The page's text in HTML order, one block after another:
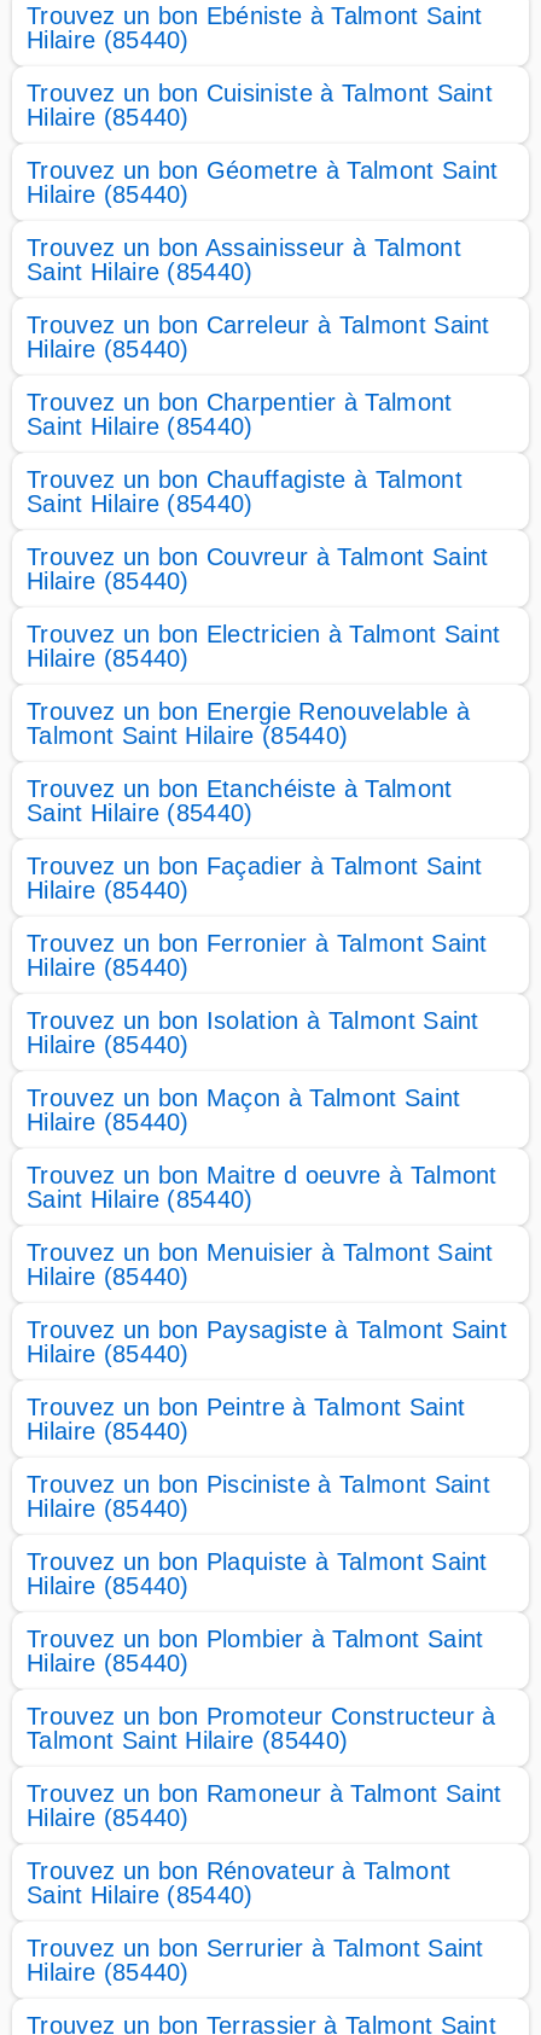
Trouvez un bon Ebéniste à Talmont Saint
Hilaire (85440)
Trouvez un bon Cuisiniste à Talmont Saint
Hilaire (85440)
Trouvez un bon Géometre à Talmont Saint
Hilaire (85440)
Trouvez un bon Assainisseur à Talmont
Saint Hilaire (85440)
Trouvez un bon Carreleur à Talmont Saint
Hilaire (85440)
Trouvez un bon Charpentier à Talmont
Saint Hilaire (85440)
Trouvez un bon Chauffagiste à Talmont
Saint Hilaire (85440)
Trouvez un bon Couvreur à Talmont Saint
Hilaire (85440)
Trouvez un bon Electricien à Talmont Saint
Hilaire (85440)
Trouvez un bon Energie Renouvelable à
Talmont Saint Hilaire (85440)
Trouvez un bon Etanchéiste à Talmont
Saint Hilaire (85440)
Trouvez un bon Façadier à Talmont Saint
Hilaire (85440)
Trouvez un bon Ferronier à Talmont Saint
Hilaire (85440)
Trouvez un bon Isolation à Talmont Saint
Hilaire (85440)
Trouvez un bon Maçon à Talmont Saint
Hilaire (85440)
Trouvez un bon Maitre d oeuvre à Talmont
Saint Hilaire (85440)
Trouvez un bon Menuisier à Talmont Saint
Hilaire (85440)
Trouvez un bon Paysagiste à Talmont Saint
Hilaire (85440)
Trouvez un bon Peintre à Talmont Saint
Hilaire (85440)
Trouvez un bon Pisciniste à Talmont Saint
Hilaire (85440)
Trouvez un bon Plaquiste à Talmont Saint
Hilaire (85440)
Trouvez un bon Plombier à Talmont Saint
Hilaire (85440)
Trouvez un bon Promoteur Constructeur à
Talmont Saint Hilaire (85440)
Trouvez un bon Ramoneur à Talmont Saint
Hilaire (85440)
Trouvez un bon Rénovateur à Talmont
Saint Hilaire (85440)
Trouvez un bon Serrurier à Talmont Saint
Hilaire (85440)
Trouvez un bon Terrassier à Talmont Saint